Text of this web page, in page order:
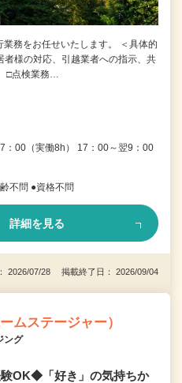
務をお任せいたします。 ＜具体的
者様の対応、引越業者への指示、共
□点検業務…
：00（実働8h） 17：00～翌9：00
不問 ●資格不問
詳細を見る
2026/07/28 掲載終了日： 2026/09/04
ムステージャー）
ング
験OK◆「好き」の気持ちか